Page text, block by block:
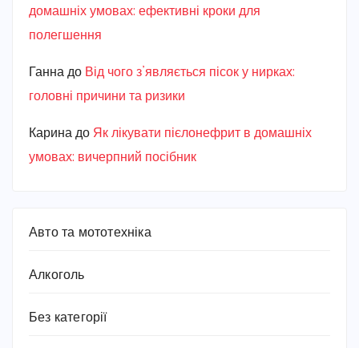
домашніх умовах: ефективні кроки для
полегшення
Ганна до Від чого з’являється пісок у нирках:
головні причини та ризики
Карина до Як лікувати пієлонефрит в домашніх
умовах: вичерпний посібник
Авто та мототехніка
Алкоголь
Без категорії